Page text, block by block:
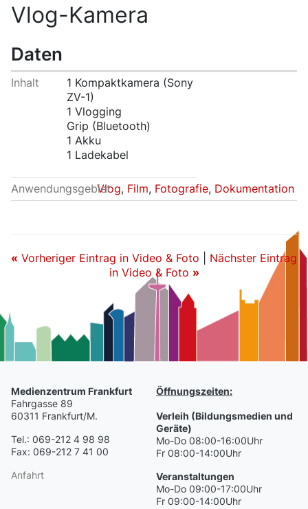
Vlog-Kamera
Daten
Inhalt
1 Kompaktkamera (Sony
ZV-1)
1 Vlogging
Grip (Bluetooth)
1 Akku
1 Ladekabel
Anwendungsgebiet
Vlog, Film, Fotografie, Dokumentation
« Vorheriger Eintrag in Video & Foto
Nächster Eintrag
in Video & Foto »
Medienzentrum Frankfurt
Fahrgasse 89
60311 Frankfurt/M.
Tel.: 069-212 4 98 98
Fax: 069-212 7 41 00
Anfahrt
Öffnungszeiten:
Verleih (Bildungsmedien und
Geräte)
Mo-Do 08:00-16:00Uhr
Fr 08:00-14:00Uhr
Veranstaltungen
Mo-Do 09:00-17:00Uhr
Fr 09:00-14:00Uhr